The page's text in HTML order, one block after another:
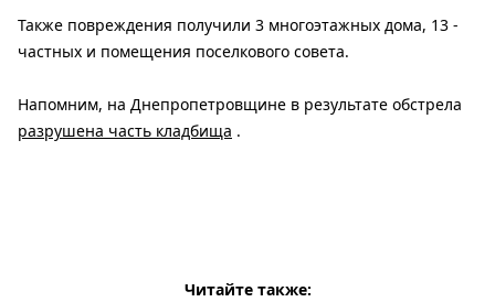
Также повреждения получили 3 многоэтажных дома, 13 -
частных и помещения поселкового совета.
Напомним, на Днепропетровщине в результате обстрела
разрушена часть кладбища .
Читайте также: